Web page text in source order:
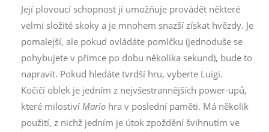
Její plovoucí schopnost jí umožňuje provádět některé
velmi složité skoky a je mnohem snazší získat hvězdy. Je
pomalejší, ale pokud ovládáte pomlčku (jednoduše se
pohybujete v přímce po dobu několika sekund), bude to
napravit. Pokud hledáte tvrdší hru, vyberte Luigi.
Kočičí oblek je jedním z nejvšestrannějších power-upů,
které milostiví Mario hra v poslední paměti. Má několik
použití, z nichž jedním je útok zpoždění švihnutím ve